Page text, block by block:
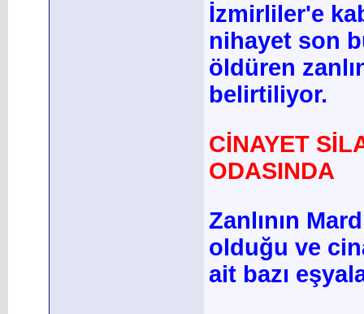
İzmirliler'e
nihayet son
öldüren
belirtiliyor.
CİNAYET
ODASINDA
Zanlının
olduğu ve
ait bazı